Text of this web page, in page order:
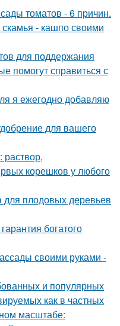
томатов - 6 причин.
- кашпо своими
для поддержания
помогут справиться с
я ежегодно добавляю
для вашего
раствор,
корешков у любого
для плодовых деревьев
богатого
своими руками -
и популярных
как в частных
масштабе: